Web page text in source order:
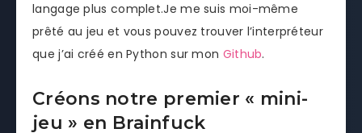
langage plus complet.Je me suis moi-même
prêté au jeu et vous pouvez trouver l’interpréteur
que j’ai créé en Python sur mon Github.
Créons notre premier « mini-
jeu » en Brainfuck